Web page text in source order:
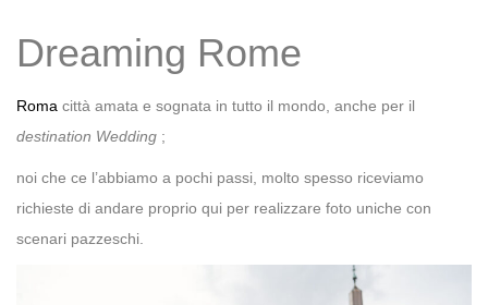
Dreaming Rome
Roma città amata e sognata in tutto il mondo, anche per il
destination Wedding ;
noi che ce l’abbiamo a pochi passi, molto spesso riceviamo
richieste di andare proprio qui per realizzare foto uniche con
scenari pazzeschi.